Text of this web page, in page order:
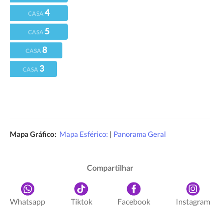
CASA4
CASA5
CASA8
CASA 3
Mapa Gráfico: Mapa Esférico: | Panorama Geral
Compartilhar
Whatsapp Tiktok Facebook Instagram